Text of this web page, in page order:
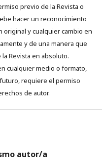
previo de la Revista o
hacer un reconocimiento
original y cualquier cambio en
y de una manera que
Revista en absoluto.
cualquier medio o formato,
requiere el permiso
de autor.
autor/a